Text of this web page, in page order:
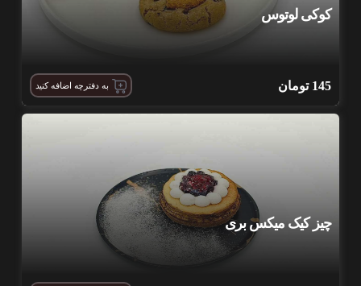
کوکی لوتوس
145 تومان به دفترچه اضافه کنید
چیز کیک میکس بری